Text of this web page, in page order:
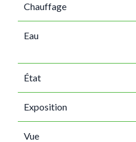
Chauffage
Eau
État
Exposition
Vue